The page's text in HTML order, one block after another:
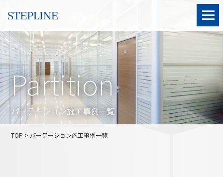
Partition
パーテーション施工事例一覧
TOP > パーテーション施工事例一覧